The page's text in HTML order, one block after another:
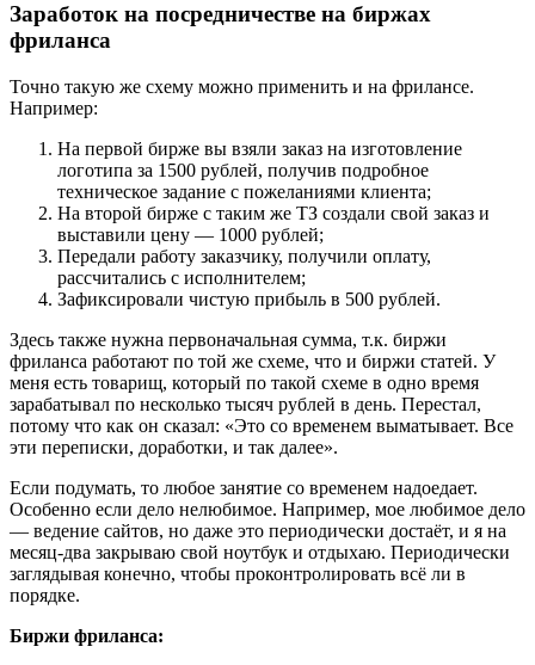
Заработок на посредничестве на биржах
фриланса
Точно такую же схему можно применить и на фрилансе.
Например:
На первой бирже вы взяли заказ на изготовление
логотипа за 1500 рублей, получив подробное
техническое задание с пожеланиями клиента;
На второй бирже с таким же ТЗ создали свой заказ и
выставили цену — 1000 рублей;
Передали работу заказчику, получили оплату,
рассчитались с исполнителем;
Зафиксировали чистую прибыль в 500 рублей.
Здесь также нужна первоначальная сумма, т.к. биржи
фриланса работают по той же схеме, что и биржи статей. У
меня есть товарищ, который по такой схеме в одно время
зарабатывал по несколько тысяч рублей в день. Перестал,
потому что как он сказал: «Это со временем выматывает. Все
эти переписки, доработки, и так далее».
Если подумать, то любое занятие со временем надоедает.
Особенно если дело нелюбимое. Например, мое любимое дело
— ведение сайтов, но даже это периодически достаёт, и я на
месяц-два закрываю свой ноутбук и отдыхаю. Периодически
заглядывая конечно, чтобы проконтролировать всё ли в
порядке.
Биржи фриланса: